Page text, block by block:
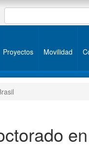
Proyectos Movilidad